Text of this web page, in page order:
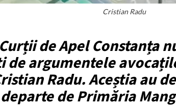
Cristian Radu
de Apel Constanța
de argumentele
Radu. Aceștia au
de Primăria